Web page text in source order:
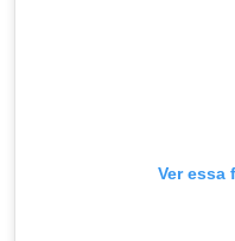
Ver essa